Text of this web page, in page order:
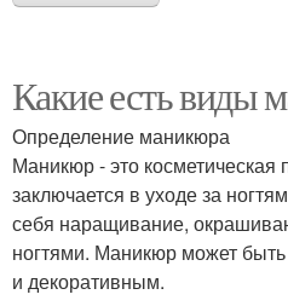
Какие есть виды
Определение маникюра
Маникюр - это косметическая
заключается в уходе за
себя наращивание,
ногтями. Маникюр может
и декоративным.